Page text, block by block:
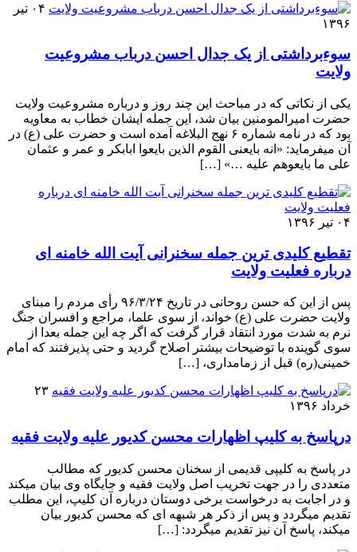
۰۴ تیر
۱۳۹۶
سوءبرداشتی از یک جدال احسن درباب مشروعیت
ولایت
یکی از نکاتی که در مباحث این چند روز و درباره مشروعیت ولایت
حضرت امیرالمومنین بیان شد، این جمله ایشان خطاب به معاویه
بود که در نامه شماره ۶ نهج البلاغه آمده است و حضرت علی (ع) در
آن میفرماید: «انه بایعنی القوم الذین بایعوا ابابکر و عمر و عثمان
علی ما بایعوهم علیه …» […]
۰۴ تیر ۱۳۹۶
تقطیع کلیدی ترین جمله سخنرانی آیت الله خامنه ای
درباره فعلیت ولایت
پس از این که حسن روحانی در تاریخ ۹۶/۳/۲۴ رأی مردم را مبنای
ولایت حضرت علی (ع) خواند، از سوی علما، مراجع و افسران جنگ
نرم به شدت مورد انتقاد قرار گرفت که اگر چه این جمله بعدا از
سوی گوینده با توضیحات بیشتر اصلاح گردید و حتی پذیرفتند که امام
خمینی(ره) قبل از زمامداری، […]
۲۳
خرداد ۱۳۹۶
درپاسخ به کلیپ اظهارات محسن کدیور علیه ولایت فقیه
در پاسخ به کلیپی قدیمی از سخنان محسن کدیور که مطالب
متعددی را در جهت تخریب اصل ولایت فقیه و جایگاه وی بیان میکند
و در اجابت به درخواست برخی دوستان درباره آن کلیپ، این مطلب
تقدیم میگردد و پس از ذکر هر شبهه ای که محسن کدیور بیان
میکند، پاسخ آن نیز تقدیم میگردد: […]